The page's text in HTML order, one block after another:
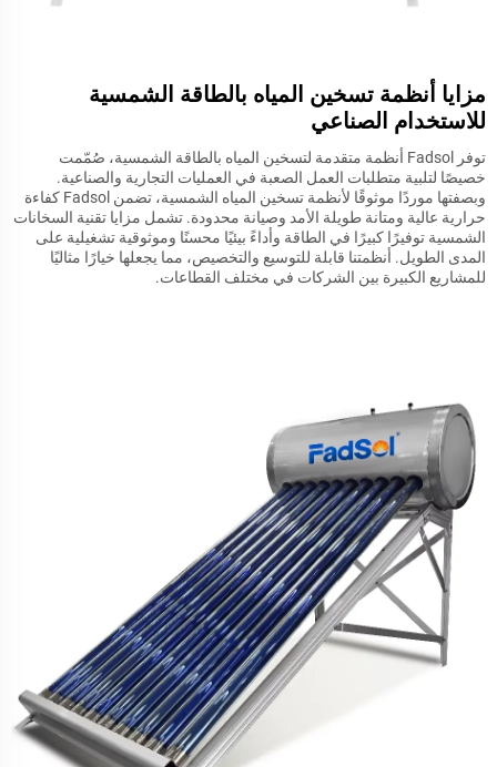
مزايا أنظمة تسخين المياه بالطاقة الشمسية
للاستخدام الصناعي
توفر Fadsol أنظمة متقدمة لتسخين المياه بالطاقة الشمسية، صُمّمت
خصيصًا لتلبية متطلبات العمل الصعبة في العمليات التجارية والصناعية.
وبصفتها موردًا موثوقًا لأنظمة تسخين المياه الشمسية، تضمن Fadsol كفاءة
حرارية عالية ومتانة طويلة الأمد وصيانة محدودة. تشمل مزايا تقنية السخانات
الشمسية توفيرًا كبيرًا في الطاقة وأداءً بيئيًا محسنًا وموثوقية تشغيلية على
المدى الطويل. أنظمتنا قابلة للتوسيع والتخصيص، مما يجعلها خيارًا مثاليًا
للمشاريع الكبيرة بين الشركات في مختلف القطاعات.